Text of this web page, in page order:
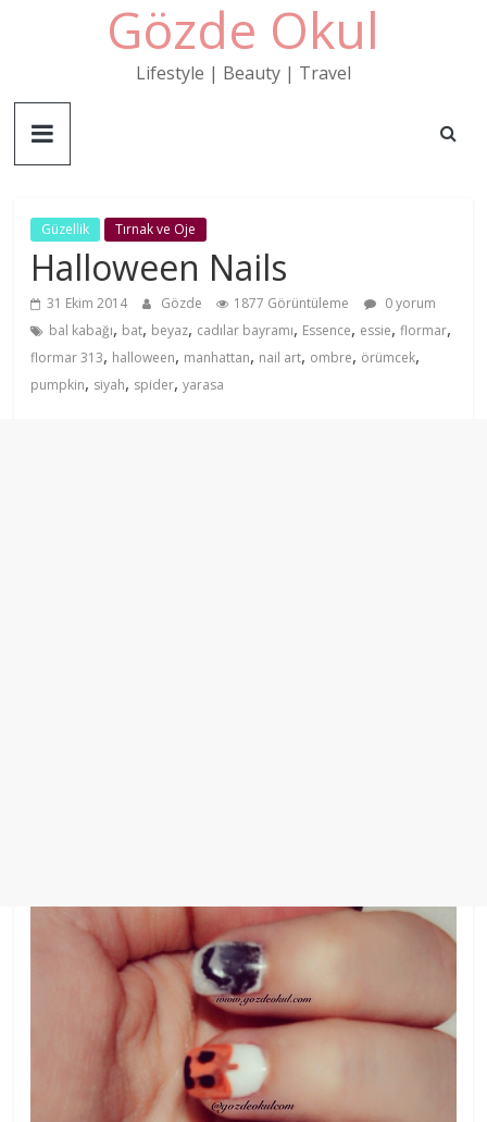
Gözde Okul
Lifestyle | Beauty | Travel
Güzellik Tırnak ve Oje
Halloween Nails
31 Ekim 2014 Gözde 1877 Görüntüleme
0 yorum
bal kabağı, bat, beyaz, cadılar bayramı, Essence, essie,flormar,
flormar 313, halloween, manhattan, nail art, ombre, örümcek,
pumpkin, siyah, spider,yarasa